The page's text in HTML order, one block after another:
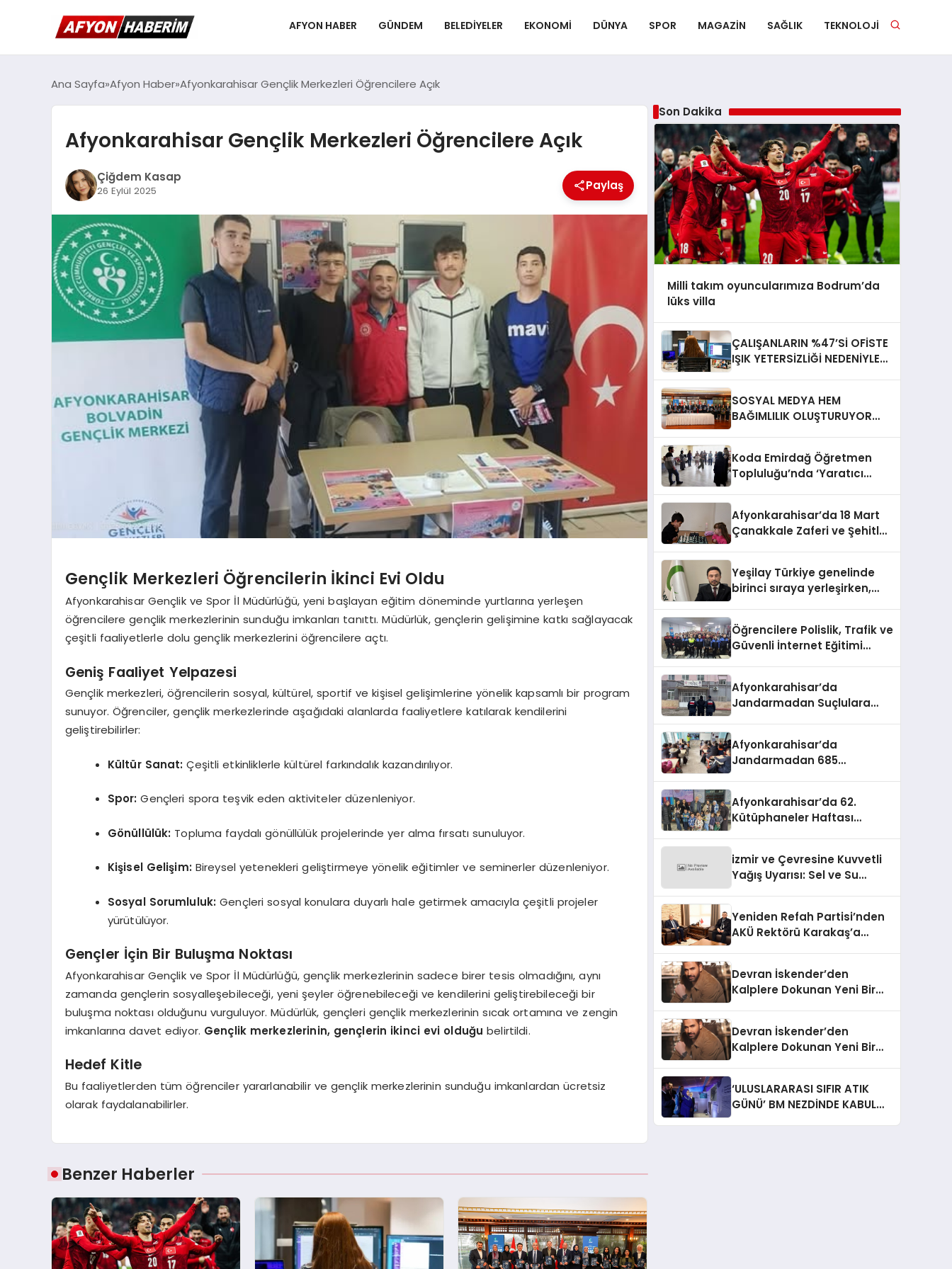
AFYON HABER GÜNDEM BELEDIYELER EKONOMI DÜNYA SPOR MAGAZIN SAĞLIK TEKNOLOJI
Ana Sayfa Afyon Haber Afyonkarahisar Gençlik Merkezleri Öğrencilere Açık
Afyonkarahisar Gençlik Merkezleri Öğrencilere Açık
Çiğdem Kasap
26 Eylül 2025 Paylaş
Gençlik Merkezleri Öğrencilerin İkinci Evi Oldu
Afyonkarahisar Gençlik ve Spor İl Müdürlüğü, yeni başlayan eğitim döneminde yurtlarına yerleşen
öğrencilere gençlik merkezlerinin sunduğu imkanları tanıttı. Müdürlük, gençlerin gelişimine katkı sağlayacak
çeşitli faaliyetlerle dolu gençlik merkezlerini öğrencilere açtı.
Geniş Faaliyet Yelpazesi
Gençlik merkezleri, öğrencilerin sosyal, kültürel, sportif ve kişisel gelişimlerine yönelik kapsamlı bir program
sunuyor. Öğrenciler, gençlik merkezlerinde aşağıdaki alanlarda faaliyetlere katılarak kendilerini
geliştirebilirler:
Kültür Sanat: Çeşitli etkinliklerle kültürel farkındalık kazandırılıyor.
Spor: Gençleri spora teşvik eden aktiviteler düzenleniyor.
Gönüllülük: Topluma faydalı gönüllülük projelerinde yer alma fırsatı sunuluyor.
Kişisel Gelişim: Bireysel yetenekleri geliştirmeye yönelik eğitimler ve seminerler düzenleniyor.
Sosyal Sorumluluk: Gençleri sosyal konulara duyarlı hale getirmek amacıyla çeşitli projeler
yürütülüyor.
Gençler İçin Bir Buluşma Noktası
Afyonkarahisar Gençlik ve Spor İl Müdürlüğü, gençlik merkezlerinin sadece birer tesis olmadığını, aynı
zamanda gençlerin sosyalleşebileceği, yeni şeyler öğrenebileceği ve kendilerini geliştirebileceği bir
buluşma noktası olduğunu vurguluyor. Müdürlük, gençleri gençlik merkezlerinin sıcak ortamına ve zengin
imkanlarına davet ediyor. Gençlik merkezlerinin, gençlerin ikinci evi olduğu belirtildi.
Hedef Kitle
Bu faaliyetlerden tüm öğrenciler yararlanabilir ve gençlik merkezlerinin sunduğu imkanlardan ücretsiz
olarak faydalanabilirler.
Benzer Haberler
Son Dakika
Milli takım oyuncularımıza Bodrum’da
lüks villa
ÇALIŞANLARIN %47’Sİ OFİSTE
IŞIK YETERSİZLİĞİ NEDENİYLE
SOSYAL MEDYA HEM
BAĞIMLILIK OLUŞTURUYOR
Koda Emirdağ Öğretmen
Topluluğu’nda ‘Yaratıcı
Afyonkarahisar’da 18 Mart
Çanakkale Zaferi ve Şehitleri
Yeşilay Türkiye genelinde
birinci sıraya yerleşirken,
Öğrencilere Polislik, Trafik ve
Güvenli İnternet Eğitimi
Afyonkarahisar’da
Jandarmadan Suçlulara
Afyonkarahisar’da
Jandarmadan 685
Afyonkarahisar’da 62.
Kütüphaneler Haftası
izmir ve Çevresine Kuvvetli
Yağış Uyarısı: Sel ve Su
Yeniden Refah Partisi’nden
AKÜ Rektörü Karakaş’a
Devran İskender’den
Kalplere Dokunan Yeni Bir
Devran İskender’den
Kalplere Dokunan Yeni Bir
‘ULUSLARARASI SIFIR ATIK
GÜNÜ’ BM NEZDİNDE KABUL